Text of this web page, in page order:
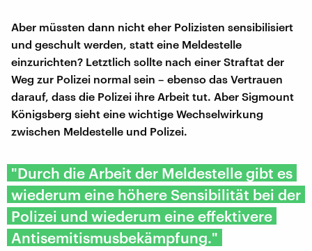
Aber müssten dann nicht eher Polizisten sensibilisiert
und geschult werden, statt eine Meldestelle
einzurichten? Letztlich sollte nach einer Straftat der
Weg zur Polizei normal sein – ebenso das Vertrauen
darauf, dass die Polizei ihre Arbeit tut. Aber Sigmount
Königsberg sieht eine wichtige Wechselwirkung
zwischen Meldestelle und Polizei.
"Durch die Arbeit der Meldestelle gibt es
wiederum eine höhere Sensibilität bei der
Polizei und wiederum eine effektivere
Antisemitismusbekämpfung."